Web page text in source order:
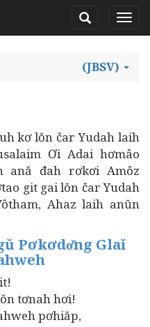
(JBSV)
kơ lŏn čar Yudah laih
Ơi Adai hơmâo
ană đah rơkơi Amôz
git gai lŏn čar Yudah
Ahaz laih anŭn
Pơkơdơ̆ng Glaĭ
tơnah hơi!
pơhiăp,